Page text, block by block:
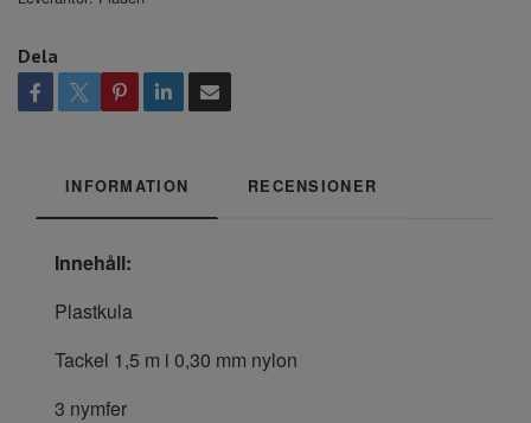
Dela
INFORMATION RECENSIONER
Innehåll:
Plastkula
Tackel 1,5 m i 0,30 mm nylon
3 nymfer